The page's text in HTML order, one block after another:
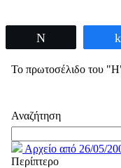
Το πρωτοσέλιδο του
Αναζήτηση
Αρχείο από 26/05/
Περίπτερο